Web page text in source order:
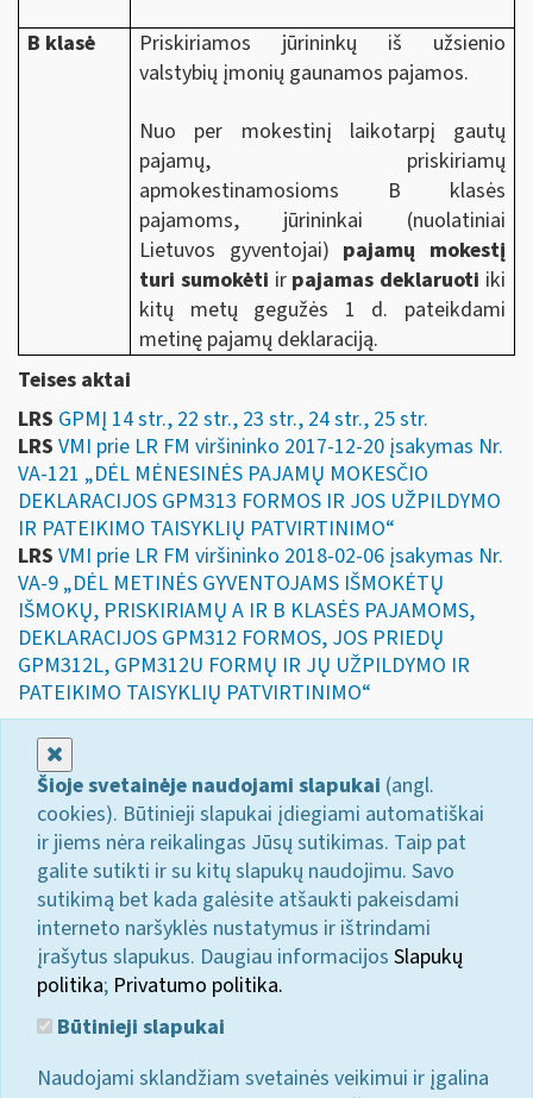
B klasė
Priskiriamos jūrininkų iš užsienio
valstybių įmonių gaunamos pajamos.
Nuo per mokestinį laikotarpį gautų
pajamų, priskiriamų
apmokestinamosioms B klasės
pajamoms, jūrininkai (nuolatiniai
Lietuvos gyventojai) pajamų mokestį
turi sumokėti ir pajamas deklaruoti iki
kitų metų gegužės 1 d. pateikdami
metinę pajamų deklaraciją.
Teises aktai
LRS GPMĮ 14 str., 22 str., 23 str., 24 str., 25 str.
LRS VMI prie LR FM viršininko 2017-12-20 įsakymas Nr.
VA-121 „DĖL MĖNESINĖS PAJAMŲ MOKESČIO
DEKLARACIJOS GPM313 FORMOS IR JOS UŽPILDYMO
IR PATEIKIMO TAISYKLIŲ PATVIRTINIMO“
LRS VMI prie LR FM viršininko 2018-02-06 įsakymas Nr.
VA-9 „DĖL METINĖS GYVENTOJAMS IŠMOKĖTŲ
IŠMOKŲ, PRISKIRIAMŲ A IR B KLASĖS PAJAMOMS,
DEKLARACIJOS GPM312 FORMOS, JOS PRIEDŲ
GPM312L, GPM312U FORMŲ IR JŲ UŽPILDYMO IR
PATEIKIMO TAISYKLIŲ PATVIRTINIMO“
Šioje svetainėje naudojami slapukai (angl.
cookies). Būtinieji slapukai įdiegiami automatiškai
ir jiems nėra reikalingas Jūsų sutikimas. Taip pat
galite sutikti ir su kitų slapukų naudojimu. Savo
sutikimą bet kada galėsite atšaukti pakeisdami
interneto naršyklės nustatymus ir ištrindami
įrašytus slapukus. Daugiau informacijos Slapukų
politika; Privatumo politika.
Būtinieji slapukai
Naudojami sklandžiam svetainės veikimui ir įgalina